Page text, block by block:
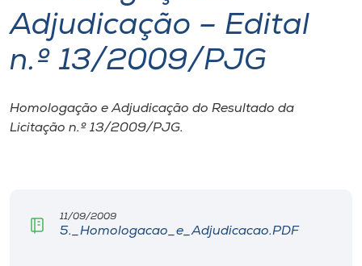
I.nova
Cultura
Biblioteca
Adjudicação – Edital
n.º 13/2009/PJG
Homologação e Adjudicação do Resultado da
Licitação n.º 13/2009/PJG.
11/09/2009
5._Homologacao_e_Adjudicacao.PDF